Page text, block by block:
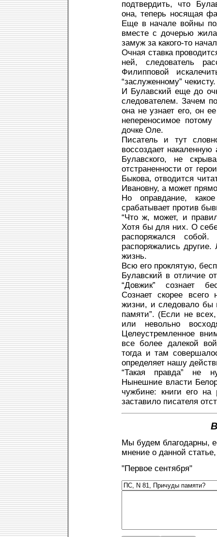
подтвердить, что
она, теперь носящая
Еще в начале войны
вместе с дочерью
замуж за какого-то
Очная ставка
ней, следователь
Филипповой
“заслуженному” чекисту.
И Булавский еще до
следователем. Зачем
она не узнает его, он
непереносимое
дочке Оле.
Писатель и тут
воссоздает
Булавского, не
отстраненности от
Быкова, отводится
Ивановну, а может
Но оправдание,
срабатывает против
“Что ж, может, и
Хотя бы для них. О
распоряжался
распоряжались
жизнь.
Всю его проклятую,
Булавский в отличие
“Довжик” сознает
Сознает скорее
жизни, и следовало бы
памяти”. (Если не
или невольно
Целеустремленное
все более далекой
тогда и там
определяет нашу
“Такая правда” не
Нынешние власти
чужбине: книги его
заставило писателя
Мы будем благодарны,
мнение о данной
"Первое сентября"